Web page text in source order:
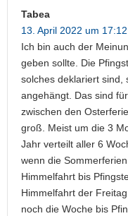
Tabea
13. April 2022 um
Ich bin auch der
geben sollte. Die
solches deklariert sind,
angehängt. Das sind
zwischen den
groß. Meist um die 3
Jahr verteilt aller 6
wenn die
Himmelfahrt bis
Himmelfahrt der
noch die Woche bis